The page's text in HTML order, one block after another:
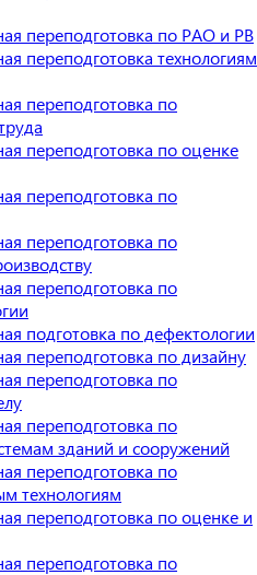
переподготовка по РАО и РВ
переподготовка технологиям
переподготовка по
переподготовка по оценке
переподготовка по
переподготовка по
переподготовка по
подготовка по дефектологии
переподготовка по дизайну
переподготовка по
переподготовка по
зданий и сооружений
переподготовка по
технологиям
переподготовка по оценке и
переподготовка по